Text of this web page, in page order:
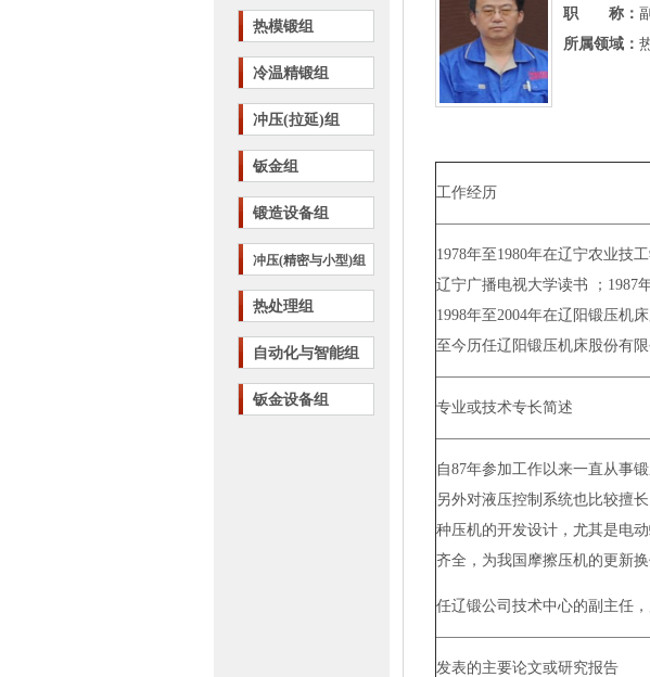
热模锻组
冷温精锻组
冲压(拉延)组
钣金组
锻造设备组
冲压(精密与小型)组
热处理组
自动化与智能组
钣金设备组
职 称：
所属领域：
工作经历
1978年至 1980年在辽宁农业技工
辽宁广播电视大学读书 ； 1987
1998年至2004年在辽阳锻压机
至今历任辽阳锻压机床股份有
专业或技术专长简述
自87年参加工作以来一直从事
另外对液压控制系统也比较擅
种压机的开发设计，尤其是电
齐全，为我国摩擦压机的更新换
任辽锻公司技术中心的副主任，
发表的主要论文或研究报告